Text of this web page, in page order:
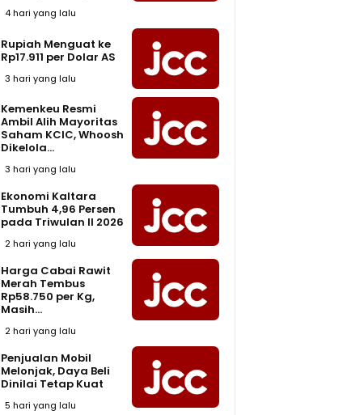
4 hari yang lalu
Rupiah Menguat ke
Rp17.911 per Dolar AS
3 hari yang lalu
Kemenkeu Resmi
Ambil Alih Mayoritas
Saham KCIC, Whoosh
Dikelola...
3 hari yang lalu
Ekonomi Kaltara
Tumbuh 4,96 Persen
pada Triwulan II 2026
2 hari yang lalu
Harga Cabai Rawit
Merah Tembus
Rp58.750 per Kg,
Masih...
2 hari yang lalu
Penjualan Mobil
Melonjak, Daya Beli
Dinilai Tetap Kuat
5 hari yang lalu